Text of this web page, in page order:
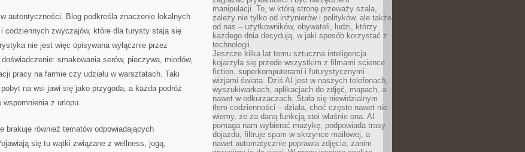
autentyczności. Blog podkreśla znaczenie lokalnych
codziennych zwyczajów, które dla turysty stają się
nie jest więc opisywana wyłącznie przez
smakowania serów, pieczywa, miodów,
pracy na farmie czy udziału w warsztatach. Taki
na wsi jawi się jako przygoda, a każda podróż
z urlopu.
brakuje również tematów odpowiadających
się tu wątki związane z wellness, jogą,
manipulacji. To, w którą stronę przeważy szala,
zależy nie tylko od inżynierów i polityków, ale także
od nas – użytkowników, obywateli, ludzi, którzy
każdego dnia decydują, w jaki sposób korzystać z
technologii.
Jeszcze kilka lat temu sztuczna inteligencja
kojarzyła się przede wszystkim z filmami science
fiction, superkomputerami i futurystycznymi
wizjami świata. Dziś AI jest w naszych telefonach,
wyszukiwarkach, aplikacjach do zdjęć, mapach, a
nawet w odkurzaczach. Stała się niewidzialnym
tłem codzienności – działa, choć często nawet nie
wiemy, że za daną funkcją stoi właśnie ona. AI
pomaga nam wybierać muzykę, podpowiada trasy
dojazdu, filtruje spam w skrzynce mailowej, a
nawet automatycznie poprawia zdjęcia, zanim